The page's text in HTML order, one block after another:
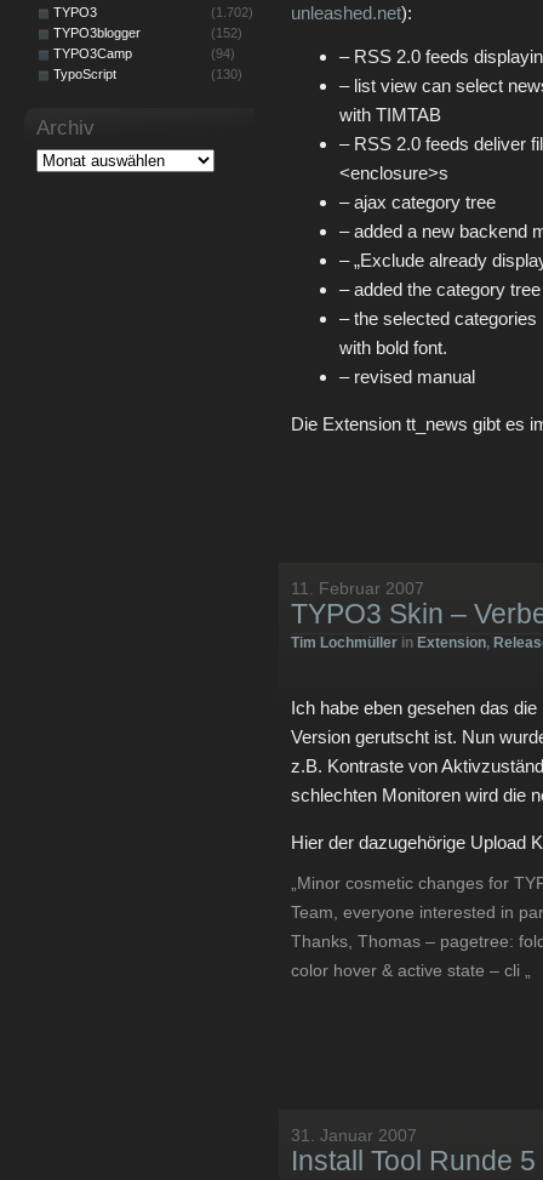
unleashed.net):
– RSS 2.0 feeds
– list view can select
with TIMTAB
– RSS 2.0 feeds deliver
<enclosure>s
– ajax category tree
– added a new backend
– „Exclude already
– added the category
– the selected
with bold font.
– revised manual
Die Extension tt_news gibt es
11. Februar 2007
TYPO3 Skin –
Tim Lochmüller in Extension,
Ich habe eben gesehen das
Version gerutscht ist. Nun
z.B. Kontraste von
schlechten Monitoren wird die
Hier der dazugehörige Upload
„Minor cosmetic changes for
Team, everyone interested in
Thanks, Thomas – pagetree:
color hover & active state – cli „
31. Januar 2007
Install Tool Runde 5
TYPO3
(1.702)
TYPO3blogger
(152)
TYPO3Camp
(94)
TypoScript
(130)
Archiv